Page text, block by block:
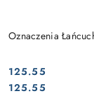
Oznaczenia
Cena:
125.55
Cena:
125.55